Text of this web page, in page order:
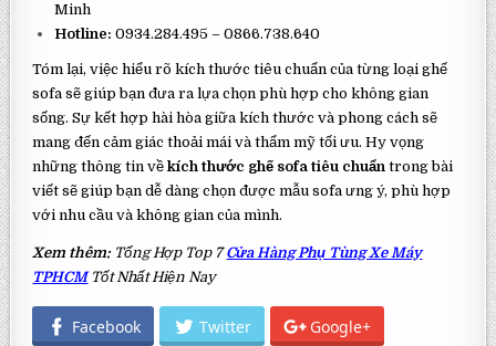
Minh
Hotline: 0934.284.495 – 0866.738.640
Tóm lại, việc hiểu rõ kích thước tiêu chuẩn của từng loại ghế
sofa sẽ giúp bạn đưa ra lựa chọn phù hợp cho không gian
sống. Sự kết hợp hài hòa giữa kích thước và phong cách sẽ
mang đến cảm giác thoải mái và thẩm mỹ tối ưu. Hy vọng
những thông tin vềkích thước ghế sofa tiêu chuẩn trong bài
viết sẽ giúp bạn dễ dàng chọn được mẫu sofa ưng ý, phù hợp
với nhu cầu và không gian của mình.
Xem thêm: Tổng Hợp Top 7Cửa Hàng Phụ Tùng Xe Máy
TPHCMTốt Nhất Hiện Nay
Facebook Twitter Google+